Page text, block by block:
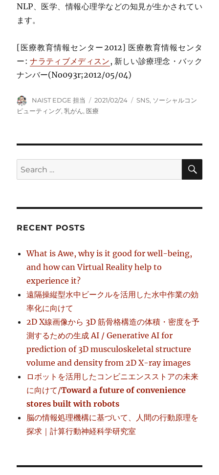
NLP、医学、情報心理学などの知見が生かされてい
ます。
[医療教育情報センター2012] 医療教育情報センタ
ー:ナラティブメディスン, 新しい診療理念・バック
ナンバー(No093r;2012/05/04)
Author
NAIST EDGE 担当
Posted
on
2021/02/24 Tags
SNS, ソーシャルコン
ピューティング,乳がん,医療
Search
for:
RECENT POSTS
What is Awe, why is it good for well-being,
and how can Virtual Reality help to
experience it?
遠隔操縦型水中ビークルを活用した水中作業の効
率化に向けて
2D X線画像から 3D 筋骨格構造の体積・密度を予
測するための生成 AI / Generative AI for
prediction of 3D musculoskeletal structure
volume and density from 2D X-ray images
ロボットを活用したコンビニエンスストアの未来
に向けて/Toward a future of convenience
stores built with robots
脳の情報処理機構に基づいて、人間の行動原理を
探求｜計算行動神経科学研究室